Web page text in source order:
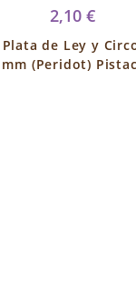
2,10 €
de Ley y
(Peridot)